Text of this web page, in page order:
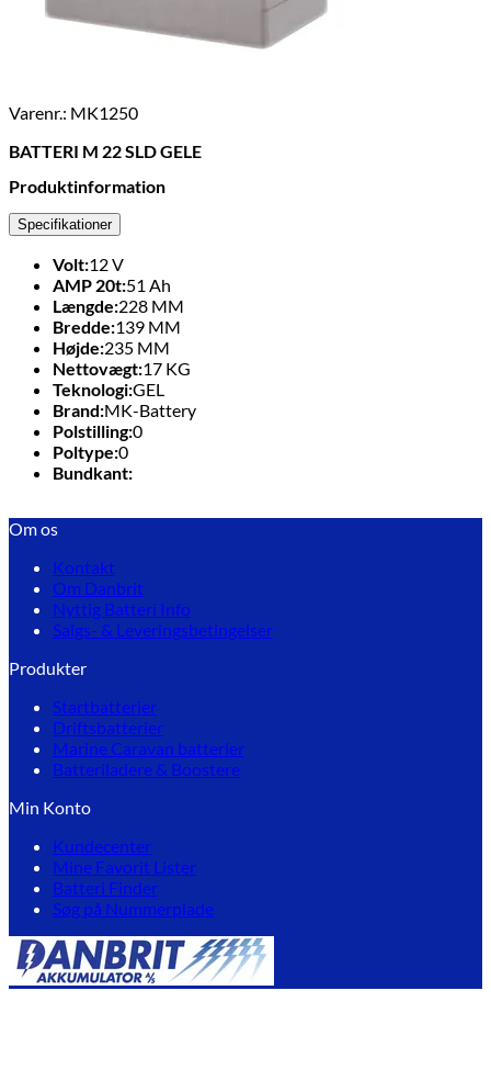
Varenr.: MK1250
BATTERI M 22 SLD GELE
Produktinformation
Specifikationer
Volt:12V
AMP 20t:51 Ah
Længde:228 MM
Bredde:139 MM
Højde:235 MM
Nettovægt:17 KG
Teknologi:GEL
Brand:MK-Battery
Polstilling:0
Poltype:0
Bundkant:
Om os
Kontakt
Om Danbrit
Nyttig Batteri Info
Salgs- & Leveringsbetingelser
Produkter
Startbatterier
Driftsbatterier
Marine Caravan batterier
Batteriladere & Boostere
Min Konto
Kundecenter
Mine Favorit Lister
Batteri Finder
Søg på Nummerplade